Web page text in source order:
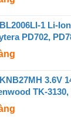
1 Li-
PD702,
3.6V
TK-3130,